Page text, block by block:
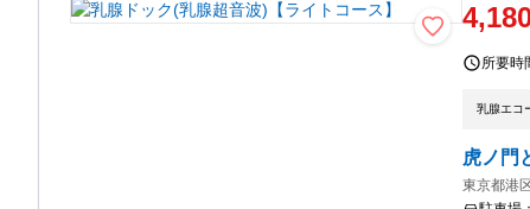
所要時
乳腺エコ
虎ノ門
東京都港